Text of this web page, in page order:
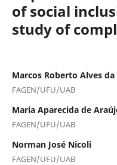
of social
study of
Marcos Roberto Alves da
FAGEN/UFU/UAB
Maria Aparecida de
FAGEN/UFU/UAB
Norman José Nicoli
FAGEN/UFU/UAB